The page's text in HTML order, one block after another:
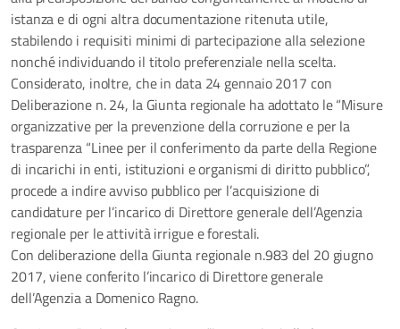
istanza e di ogni altra documentazione ritenuta utile,
stabilendo i requisiti minimi di partecipazione alla selezione
nonché individuando il titolo preferenziale nella scelta.
Considerato, inoltre, che in data 24 gennaio 2017 con
Deliberazione n. 24, la Giunta regionale ha adottato le “Misure
organizzative per la prevenzione della corruzione e per la
trasparenza “Linee per il conferimento da parte della Regione
di incarichi in enti, istituzioni e organismi di diritto pubblico”,
procede a indire avviso pubblico per l’acquisizione di
candidature per l’incarico di Direttore generale dell’Agenzia
regionale per le attività irrigue e forestali.
Con deliberazione della Giunta regionale n.983 del 20 giugno
2017, viene conferito l’incarico di Direttore generale
dell’Agenzia a Domenico Ragno.